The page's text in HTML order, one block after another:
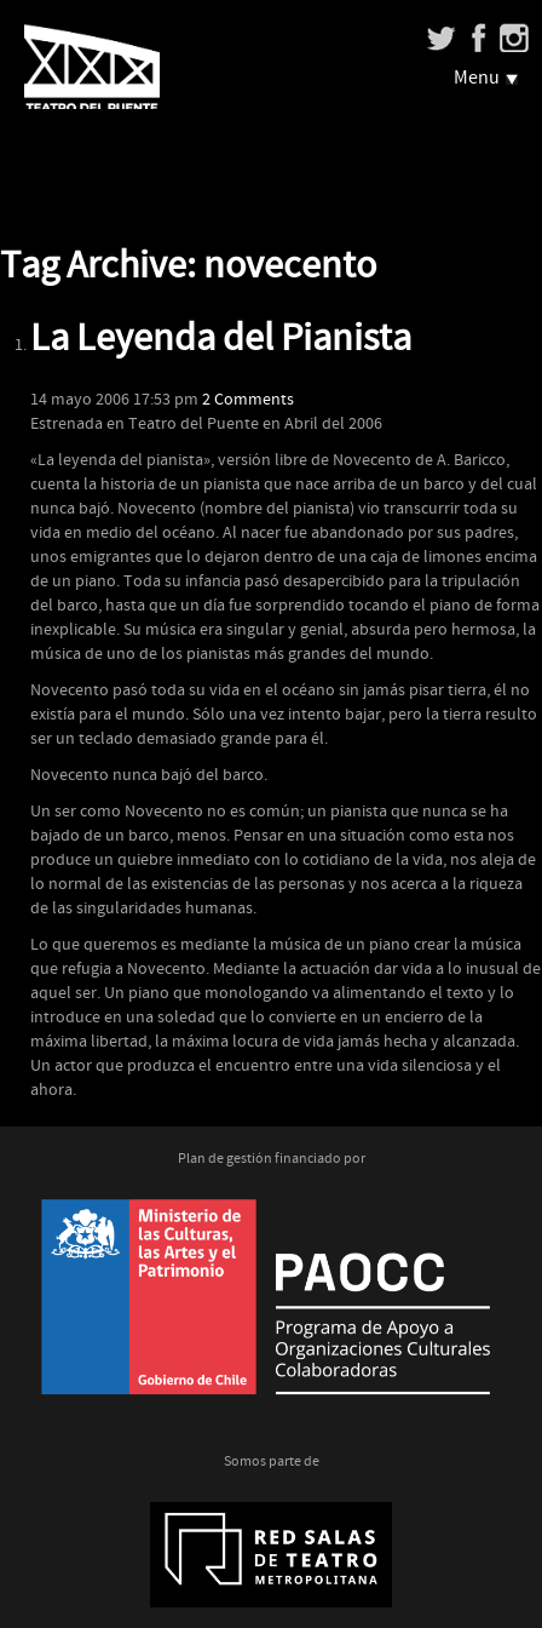
Menu
Tag Archive: novecento
La Leyenda del Pianista
14 mayo 2006 17:53 pm 2 Comments
Estrenada en Teatro del Puente en Abril del 2006
«La leyenda del pianista», versión libre de Novecento de A. Baricco,
cuenta la historia de un pianista que nace arriba de un barco y del cual
nunca bajó. Novecento (nombre del pianista) vio transcurrir toda su
vida en medio del océano. Al nacer fue abandonado por sus padres,
unos emigrantes que lo dejaron dentro de una caja de limones encima
de un piano. Toda su infancia pasó desapercibido para la tripulación
del barco, hasta que un día fue sorprendido tocando el piano de forma
inexplicable. Su música era singular y genial, absurda pero hermosa, la
música de uno de los pianistas más grandes del mundo.
Novecento pasó toda su vida en el océano sin jamás pisar tierra, él no
existía para el mundo. Sólo una vez intento bajar, pero la tierra resulto
ser un teclado demasiado grande para él.
Novecento nunca bajó del barco.
Un ser como Novecento no es común; un pianista que nunca se ha
bajado de un barco, menos. Pensar en una situación como esta nos
produce un quiebre inmediato con lo cotidiano de la vida, nos aleja de
lo normal de las existencias de las personas y nos acerca a la riqueza
de las singularidades humanas.
Lo que queremos es mediante la música de un piano crear la música
que refugia a Novecento. Mediante la actuación dar vida a lo inusual de
aquel ser. Un piano que monologando va alimentando el texto y lo
introduce en una soledad que lo convierte en un encierro de la
máxima libertad, la máxima locura de vida jamás hecha y alcanzada.
Un actor que produzca el encuentro entre una vida silenciosa y el
ahora.
Plan de gestión financiado por
Somos parte de